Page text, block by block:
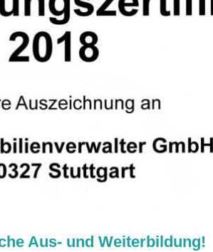
Aus- und Weiterbildung!